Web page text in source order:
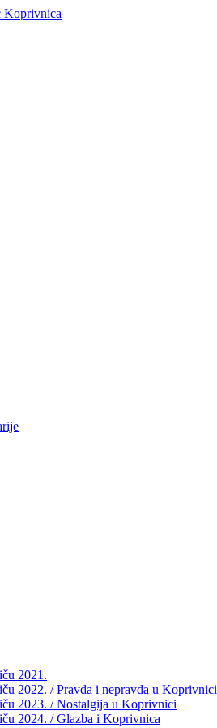
2021.
2022. / Pravda i nepravda u Koprivnici
2023. / Nostalgija u Koprivnici
2024. / Glazba i Koprivnica